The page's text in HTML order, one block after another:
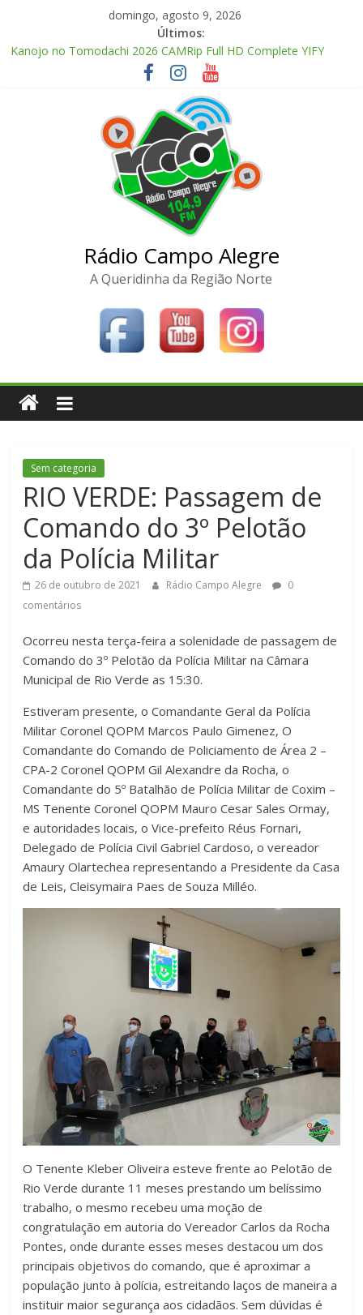
domingo, agosto 9, 2026
Últimos:
Kanojo no Tomodachi 2026 CAMRip Full HD Complete YIFY
Office 2024 Volume License 2026 Updated Torrent Dow𝚗l𝚘аd
The Love Hypothesis 2026 CAMRip UHD Proper FullMov𝗂e
Zhu Xian: Zuizhong Ji 2026 Clean Audio Extended M𝐚gn𝐞t L𝐢nk
McAfee Visual Trace Activated (x64) Reddit
Rádio Campo Alegre
A Queridinha da Região Norte
Sem categoria
RIO VERDE: Passagem de
Comando do 3º Pelotão
da Polícia Militar
26 de outubro de 2021 Rádio Campo Alegre
0
comentários
Ocorreu nesta terça-feira a solenidade de passagem de
Comando do 3º Pelotão da Polícia Militar na Câmara
Municipal de Rio Verde as 15:30.
Estiveram presente, o Comandante Geral da Polícia
Militar Coronel QOPM Marcos Paulo Gimenez, O
Comandante do Comando de Policiamento de Área 2 –
CPA-2 Coronel QOPM Gil Alexandre da Rocha, o
Comandante do 5º Batalhão de Polícia Militar de Coxim –
MS Tenente Coronel QOPM Mauro Cesar Sales Ormay,
e autoridades locais, o Vice-prefeito Réus Fornari,
Delegado de Polícia Civil Gabriel Cardoso, o vereador
Amaury Olartechea representando a Presidente da Casa
de Leis, Cleisymaira Paes de Souza Milléo.
O Tenente Kleber Oliveira esteve frente ao Pelotão de
Rio Verde durante 11 meses prestando um belíssimo
trabalho, o mesmo recebeu uma moção de
congratulação em autoria do Vereador Carlos da Rocha
Pontes, onde durante esses meses destacou um dos
principais objetivos do comando, que é aproximar a
população junto à polícia, estreitando laços de maneira a
instituir maior segurança aos cidadãos. Sem dúvidas é